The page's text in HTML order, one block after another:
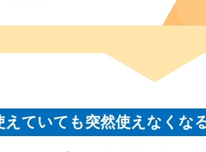
えていても突然使えなくな